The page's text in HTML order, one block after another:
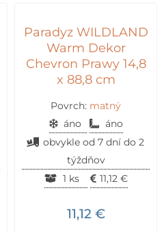
Paradyz WILDLAND
Warm Dekor
Chevron Prawy 14,8
x 88,8 cm
Povrch: matný
áno
áno
obvykle od 7 dní do 2
týždňov
1 ks
11,12 €
11,12 €